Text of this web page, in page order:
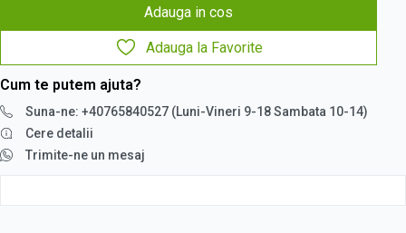
Adauga in cos
Adauga la Favorite
Cum te putem ajuta?
Suna-ne: +40765840527 (Luni-Vineri 9-18 Sambata 10-14)
Cere detalii
Trimite-ne un mesaj